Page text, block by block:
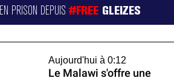
EN PRISON DEPUIS#FREE GLEIZES
Aujourd'hui à 0:12
Le Malawi s'offre une